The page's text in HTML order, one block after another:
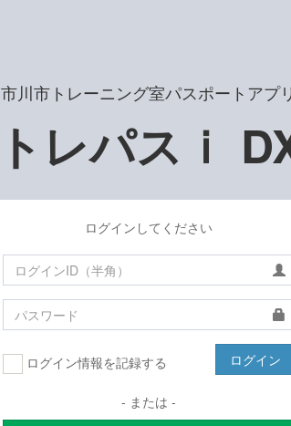
市川市トレーニング室パスポートアプ
トレパスｉ
ログインしてください
ログイン情報を記録する ログイン
- または -